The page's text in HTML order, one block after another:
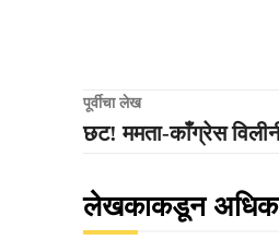
पूर्वीचा लेख
छट! ममता-काँग्रेस
लेखकाकडून अधिक